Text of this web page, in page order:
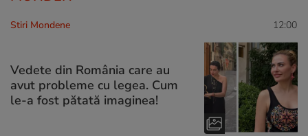
Stiri Mondene 12:00
Vedete din România care au
avut probleme cu legea. Cum
le-a fost pătată imaginea!